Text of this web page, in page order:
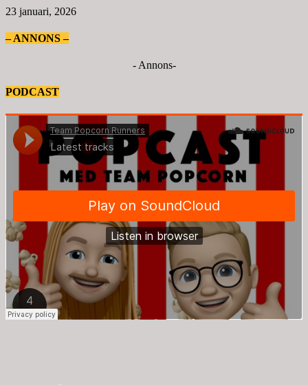
23 januari, 2026
– ANNONS –
- Annons-
PODCAST